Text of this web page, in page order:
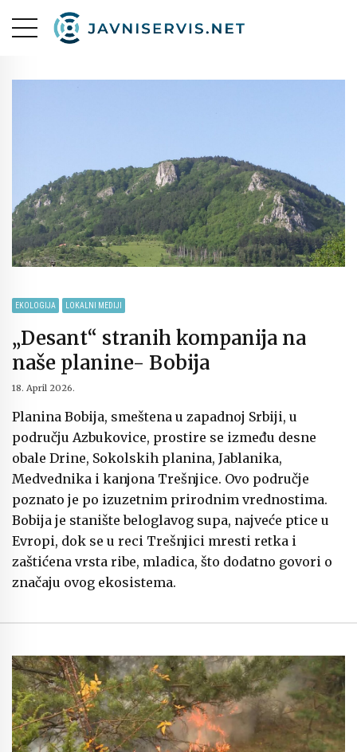
EKOLOGIJA LOKALNI MEDIJI
„Desant“ stranih kompanija na
naše planine- Bobija
18. April 2026.
Planina Bobija, smeštena u zapadnoj Srbiji, u
području Azbukovice, prostire se između desne
obale Drine, Sokolskih planina, Jablani­ka,
Medvednika i kanjona Trešnjice. Ovo područje
poznato je po izuzetnim prirodnim vrednostima.
Bobija je stanište beloglavog supa, najveće ptice u
Evropi, dok se u reci Trešnjici mresti retka i
zaštićena vrsta ribe, mladica, što dodatno govori o
značaju ovog ekosistema.